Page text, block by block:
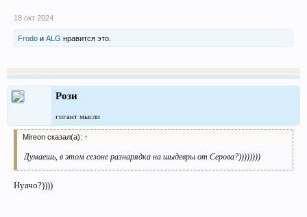
18 окт 2024
Frodo и ALG нравится это.
Рози
гигант мысли
Mireon сказал(а): ↑
Думаешь, в этом сезоне разнарядка на шыдевры от Серова?))))))))
Нуачо?))))